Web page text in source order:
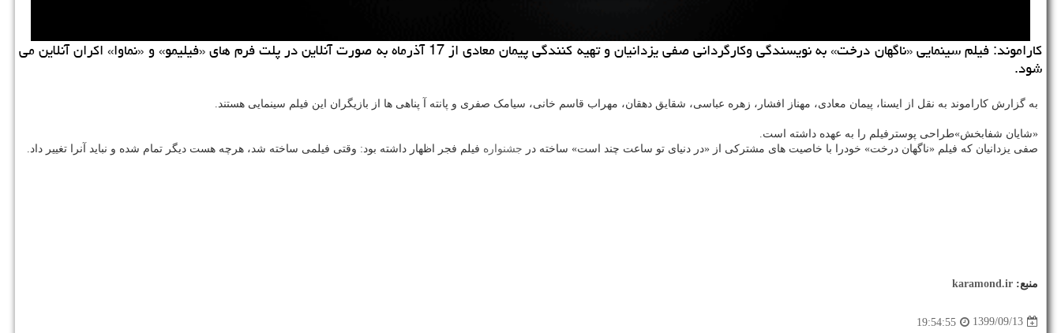
كاراموند: فیلم سینمایی «ناگهان درخت» به نویسندگی وكارگردانی صفی یزدانیان و تهیه كنندگی پیمان معادی از 17 آذرماه به صورت آنلاین در پلت فرم های ‎«فیلیمو» و ‎«نماوا» اكران آنلاین می
شود.
به گزارش کاراموند به نقل از ایسنا، پیمان معادی، مهناز افشار، زهره عباسی، شقایق دهقان، مهراب قاسم خانی، سیامک صفری و پانته آ پناهی ها از بازیگران این فیلم سینمایی هستند.
صفی یزدانیان که فیلم «ناگهان درخت» خودرا با خاصیت های مشترکی از «در دنیای تو ساعت چند است» ساخته در جشنواره فیلم فجر اظهار داشته بود: وقتی فیلمی ساخته شد، هرچه هست دیگر تمام شده و نباید آنرا تغییر داد.
منبع: karamond.ir
1399/09/13
19:54:55